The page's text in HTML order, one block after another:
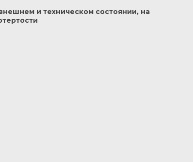
и техническом состоянии, на